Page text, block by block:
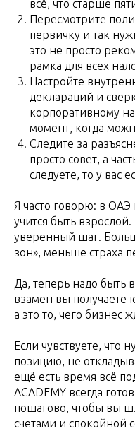
всё, что старше
Пересмотрите
первичку и так
это не просто
рамка для всех
Настройте
деклараций и
корпоративному
момент, когда
Следите за
просто совет, а
следуете, то у вас
Я часто говорю: в ОАЭ
учится быть
уверенный шаг.
зон», меньше страха
Да, теперь надо быть
взамен вы получаете
а это то, чего бизнес
Если чувствуете, что
позицию, не
ещё есть время всё
ACADEMY всегда
пошагово, чтобы вы
счетами и спокойной